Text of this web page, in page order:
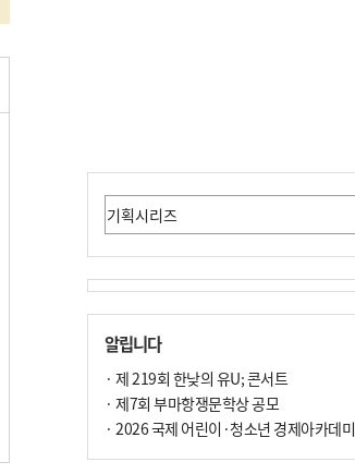
알립니다
· 제 219회 한낮의 유U; 콘서트
· 제7회 부마항쟁문학상 공모
· 2026 국제 어린이·청소년 경제아카데미